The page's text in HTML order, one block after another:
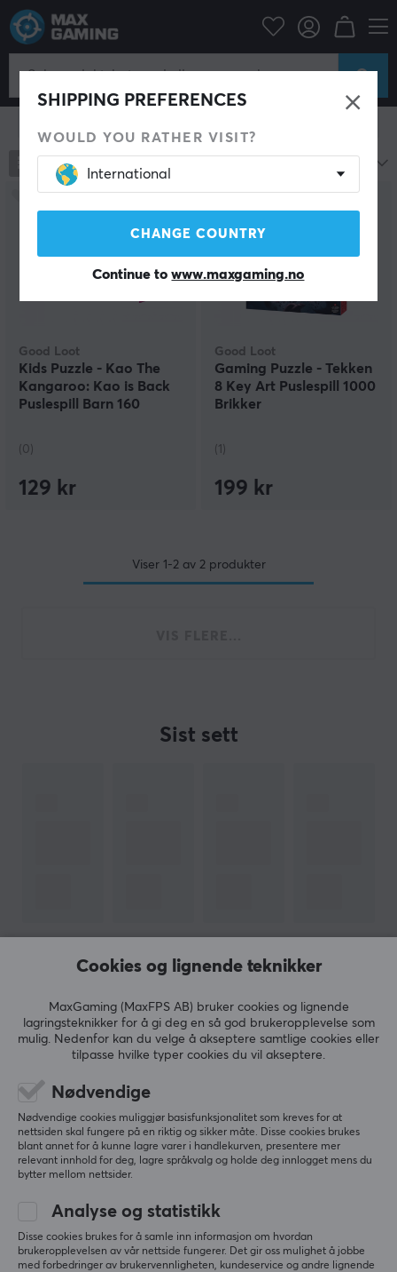
SHIPPING PREFERENCES
WOULD YOU RATHER VISIT?
International
CHANGE COUNTRY
Continue towww.maxgaming.no
Hjem & Fritid
Puslespill
Good Loot
Kids Puzzle - Kao The
Kangaroo: Kao is Back
Puslespill Barn 160
(0)
129 kr
Good Loot
Gaming Puzzle - Tekken
8 Key Art Puslespill 1000
Brikker
(1)
199 kr
Viser 1-2av 2produkter
Sist sett
Nyhetsbrev for gamere
Mer enn 400 000 gamere abonnerer i dag på vårt
nyhetsbrev. Få eksklusive nyheter, få gode tilbud og
mye mer!
Cookies og lignende teknikker
MaxGaming (MaxFPS AB) bruker cookies og lignende
lagringsteknikker for å gi deg en så god brukeropplevelse som
mulig. Nedenfor kan du velge å akseptere samtlige cookies eller
tilpasse hvilke typer cookies du vil akseptere.
Nødvendige
Nødvendige cookies muliggjør basisfunksjonalitet som kreves for at
nettsiden skal fungere på en riktig og sikker måte. Disse cookies brukes
blant annet for å kunne lagre varer i handlekurven, presentere mer
relevant innhold for deg, lagre språkvalg og holde deg innlogget mens du
bytter mellom nettsider.
Analyse og statistikk
Disse cookies brukes for å samle inn informasjon om hvordan
brukeropplevelsen av vår nettside fungerer. Det gir oss mulighet å jobbe
med forbedringer av brukervennligheten, kundeservice og andre lignende